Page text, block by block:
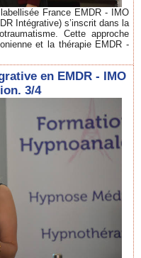
France EMDR - IMO
Intégrative) s’inscrit dans la
Cette approche
et la thérapie EMDR -
en EMDR - IMO
3/4